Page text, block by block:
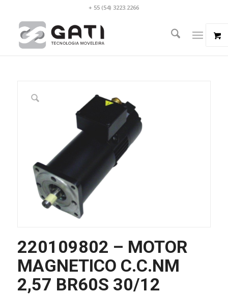
+ 55 (54) 3223.2266
220109802 – MOTOR
MAGNETICO C.C.NM
2,57 BR60S 30/12